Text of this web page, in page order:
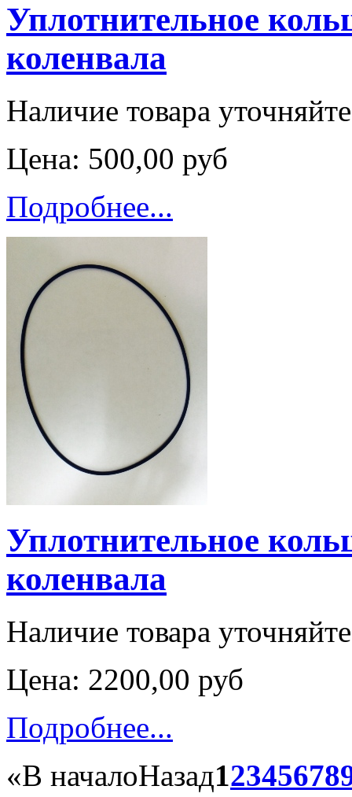
Уплотнительное
коленвала
Наличие товара
Цена: 500,00 руб
Подробнее...
Уплотнительное
коленвала
Наличие товара
Цена: 2200,00 руб
Подробнее...
«В началоНазад12345678